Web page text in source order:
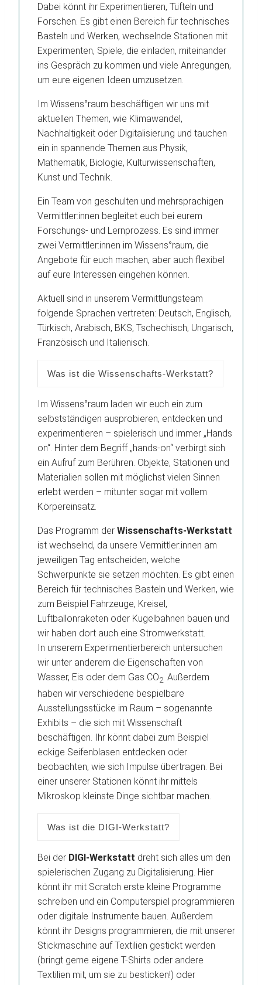
Dabei könnt ihr Experimentieren, Tüfteln und
Forschen. Es gibt einen Bereich für technisches
Basteln und Werken, wechselnde Stationen mit
Experimenten, Spiele, die einladen, miteinander
ins Gespräch zu kommen und viele Anregungen,
um eure eigenen Ideen umzusetzen.
Im Wissens°raum beschäftigen wir uns mit
aktuellen Themen, wie Klimawandel,
Nachhaltigkeit oder Digitalisierung und tauchen
ein in spannende Themen aus Physik,
Mathematik, Biologie, Kulturwissenschaften,
Kunst und Technik.
Ein Team von geschulten und mehrsprachigen
Vermittler:innen begleitet euch bei eurem
Forschungs- und Lernprozess. Es sind immer
zwei Vermittler:innen im Wissens°raum, die
Angebote für euch machen, aber auch flexibel
auf eure Interessen eingehen können.
Aktuell sind in unserem Vermittlungsteam
folgende Sprachen vertreten: Deutsch, Englisch,
Türkisch, Arabisch, BKS, Tschechisch, Ungarisch,
Französisch und Italienisch.
Was ist die Wissenschafts-Werkstatt?
Im Wissens°raum laden wir euch ein zum
selbstständigen ausprobieren, entdecken und
experimentieren – spielerisch und immer „Hands
on“. Hinter dem Begriff „hands-on“ verbirgt sich
ein Aufruf zum Berühren. Objekte, Stationen und
Materialien sollen mit möglichst vielen Sinnen
erlebt werden – mitunter sogar mit vollem
Körpereinsatz.
Das Programm der Wissenschafts-Werkstatt
ist wechselnd, da unsere Vermittler:innen am
jeweiligen Tag entscheiden, welche
Schwerpunkte sie setzen möchten. Es gibt einen
Bereich für technisches Basteln und Werken, wie
zum Beispiel Fahrzeuge, Kreisel,
Luftballonraketen oder Kugelbahnen bauen und
wir haben dort auch eine Stromwerkstatt.
In unserem Experimentierbereich untersuchen
wir unter anderem die Eigenschaften von
Wasser, Eis oder dem Gas CO2 . Außerdem
haben wir verschiedene bespielbare
Ausstellungsstücke im Raum – sogenannte
Exhibits – die sich mit Wissenschaft
beschäftigen. Ihr könnt dabei zum Beispiel
eckige Seifenblasen entdecken oder
beobachten, wie sich Impulse übertragen. Bei
einer unserer Stationen könnt ihr mittels
Mikroskop kleinste Dinge sichtbar machen.
Was ist die DIGI-Werkstatt?
Bei der DIGI-Werkstatt dreht sich alles um den
spielerischen Zugang zu Digitalisierung. Hier
könnt ihr mit Scratch erste kleine Programme
schreiben und ein Computerspiel programmieren
oder digitale Instrumente bauen. Außerdem
könnt ihr Designs programmieren, die mit unserer
Stickmaschine auf Textilien gestickt werden
(bringt gerne eigene T-Shirts oder andere
Textilien mit, um sie zu besticken!) oder